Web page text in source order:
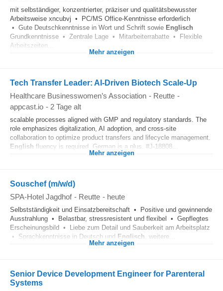
mit selbständiger, konzentrierter, präziser und qualitätsbewusster
Arbeitsweise xncubvj • PC/MS Office-Kenntnisse erforderlich
• Gute Deutschkenntnisse in Wort und Schrift sowie Englisch
Grundkenntnisse • Zentrale Lage • Mitarbeiterrabatte • Flexible
Arbeitszeiten...
Mehr anzeigen
Tech Transfer Leader: AI-Driven Biotech Scale-Up
Healthcare Businesswomen’s Association - Reutte -
appcast.io - 2 Tage alt
scalable processes aligned with GMP and regulatory standards. The
role emphasizes digitalization, AI adoption, and cross-site
collaboration to optimize product transfers and lifecycle management.
English fluency is required, German is a plus. #J-18808...
Mehr anzeigen
Souschef (m/w/d)
SPA-Hotel Jagdhof - Reutte - heute
Selbstständigkeit und Einsatzbereitschaft • Positive und gewinnende
Ausstrahlung • Belastbar, stressresistent und flexibel • Gepflegtes
Erscheinungsbild • Liebe zum Detail und Sauberkeit am Arbeitsplatz
• Sprachkenntnisse in Deutsch und Englisch , weitere...
Mehr anzeigen
Senior Device Development Engineer for Parenteral
Systems